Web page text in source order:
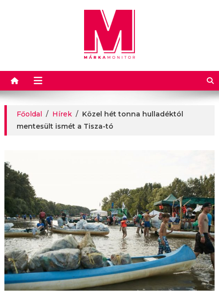
Márkamonitor
Főoldal / Hírek / Közel hét tonna hulladéktól
mentesült ismét a Tisza-tó